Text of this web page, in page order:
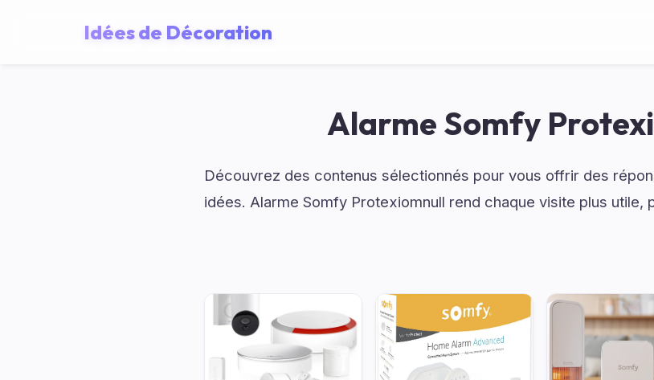
Idées de Décoration
Alarme Somfy
Découvrez des contenus sélectionnés pour vous offrir des
idées. Alarme Somfy Protexiomnull rend chaque visite plus utile,